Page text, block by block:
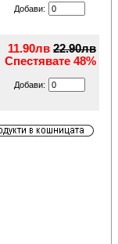
Добави:
11.90лв 22.90лв
Спестявате 48%
Добави: